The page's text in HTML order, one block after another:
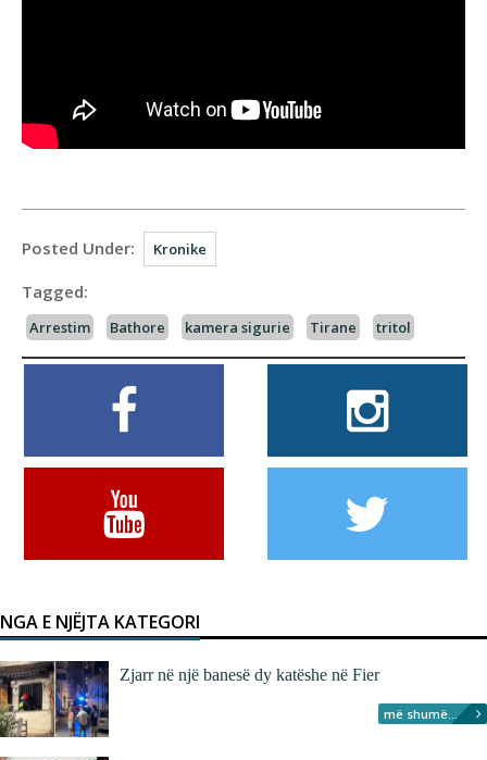
Posted Under: Kronike
Tagged:
Arrestim Bathore kamera sigurie Tirane tritol
NGA E NJËJTA KATEGORI
Zjarr në një banesë dy katëshe në Fier
më shumë...